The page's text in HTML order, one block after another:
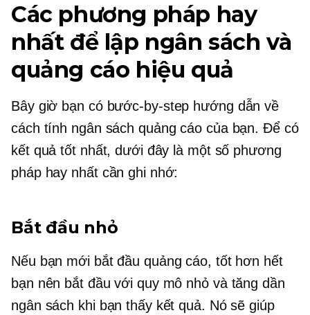
Các phương pháp hay
nhất để lập ngân sách và
quảng cáo hiệu quả
Bây giờ bạn có bước-by-step hướng dẫn về
cách tính ngân sách quảng cáo của bạn. Để có
kết quả tốt nhất, dưới đây là một số phương
pháp hay nhất cần ghi nhớ:
Bắt đầu nhỏ
Nếu bạn mới bắt đầu quảng cáo, tốt hơn hết
bạn nên bắt đầu với quy mô nhỏ và tăng dần
ngân sách khi bạn thấy kết quả. Nó sẽ giúp